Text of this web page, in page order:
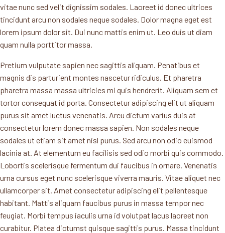
vitae nunc sed velit dignissim sodales. Laoreet id donec ultrices
tincidunt arcu non sodales neque sodales. Dolor magna eget est
lorem ipsum dolor sit. Dui nunc mattis enim ut. Leo duis ut diam
quam nulla porttitor massa.
Pretium vulputate sapien nec sagittis aliquam. Penatibus et
magnis dis parturient montes nascetur ridiculus. Et pharetra
pharetra massa massa ultricies mi quis hendrerit. Aliquam sem et
tortor consequat id porta. Consectetur adipiscing elit ut aliquam
purus sit amet luctus venenatis. Arcu dictum varius duis at
consectetur lorem donec massa sapien. Non sodales neque
sodales ut etiam sit amet nisl purus. Sed arcu non odio euismod
lacinia at. At elementum eu facilisis sed odio morbi quis commodo.
Lobortis scelerisque fermentum dui faucibus in ornare. Venenatis
urna cursus eget nunc scelerisque viverra mauris. Vitae aliquet nec
ullamcorper sit. Amet consectetur adipiscing elit pellentesque
habitant. Mattis aliquam faucibus purus in massa tempor nec
feugiat. Morbi tempus iaculis urna id volutpat lacus laoreet non
curabitur. Platea dictumst quisque sagittis purus. Massa tincidunt